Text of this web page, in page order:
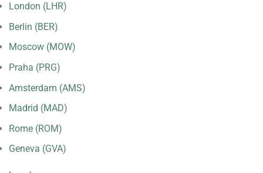
London (LHR)
Berlin (BER)
Moscow (MOW)
Praha (PRG)
Amsterdam (AMS)
Madrid (MAD)
Rome (ROM)
Geneva (GVA)